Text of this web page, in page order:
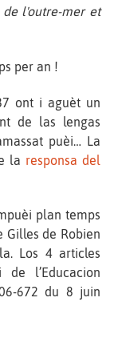
l'outre-mer et
per an !
ont i aguèt un
de las lengas
puèi… La
la responsa del
plan temps
de Robien
Los 4 articles
l’Educacion
672 du 8 juin